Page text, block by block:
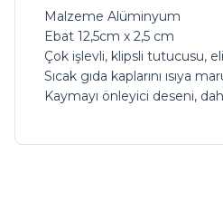
Malzeme Alüminyum
Ebat 12,5cm x 2,5 cm
Çok işlevli, klipsli tutucusu,
Sıcak gıda kaplarını ısıya
Kaymayı önleyici deseni,